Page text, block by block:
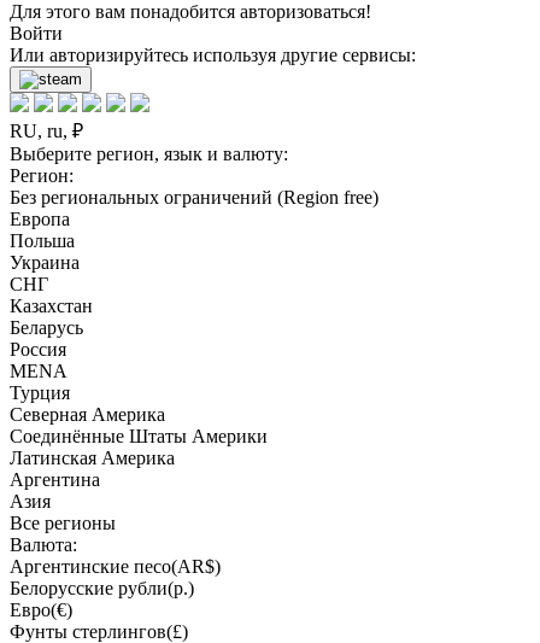
Для этого вам понадобится авторизоваться!
Войти
Или авторизируйтесь используя другие сервисы:
RU, ru, ₽
Выберите регион, язык и валюту:
Регион:
Без региональных ограничений (Region free)
Европа
Польша
Украина
СНГ
Казахстан
Беларусь
Россия
MENA
Турция
Северная Америка
Соединённые Штаты Америки
Латинская Америка
Аргентина
Азия
Все регионы
Валюта:
Аргентинские песо(AR$)
Белорусские рубли(р.)
Евро(€)
Фунты стерлингов(£)